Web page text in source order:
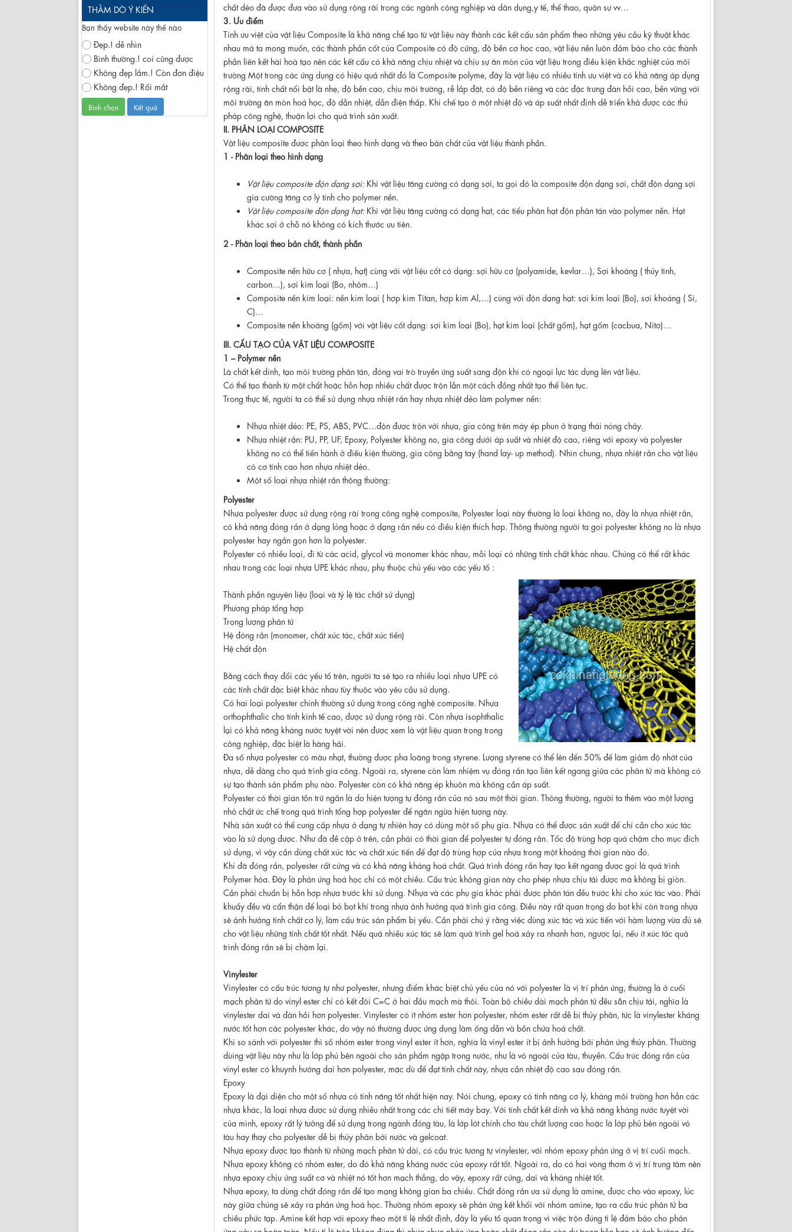
chất dẻo đã được đưa vào sử dụng rộng rãi trong các ngành công nghiệp và dân dụng,y tế, thể thao, quân sự vv…
3. Ưu điểm
Tính ưu việt của vật liệu Composite là khả năng chế tạo từ vật liệu này thành các kết cấu sản phẩm theo những yêu cầu kỹ thuật khác
nhau mà ta mong muốn, các thành phần cốt của Composite có độ cứng, độ bền cơ học cao, vật liệu nền luôn đảm bảo cho các thành
phần liên kết hài hoà tạo nên các kết cấu có khả năng chịu nhiệt và chịu sự ăn mòn của vật liệu trong điều kiện khắc nghiệt của môi
trường Một trong các ứng dụng có hiệu quả nhất đó là Composite polyme, đây là vật liệu có nhiều tính ưu việt và có khả năng áp dụng
rộng rãi, tính chất nổi bật là nhẹ, độ bền cao, chịu môi trường, rễ lắp đặt, có độ bền riêng và các đặc trưng đàn hồi cao, bền vững với
môi trường ăn mòn hoá học, độ dẫn nhiệt, dẫn điện thấp. Khi chế tạo ở một nhiệt độ và áp suất nhất định dễ triển khả được các thủ
pháp công nghệ, thuận lợi cho quá trình sản xuất.
II. PHÂN LOẠI COMPOSITE
Vật liệu composite được phân loại theo hình dạng và theo bản chất của vật liệu thành phần.
1 - Phân loại theo hình dạng
Vật liệu composite độn dạng sợi: Khi vật liệu tăng cường có dạng sợi, ta gọi đó là composite độn dạng sợi, chất độn dạng sợi
gia cường tăng cơ lý tính cho polymer nền.
Vật liệu composite độn dạng hạt: Khi vật liệu tăng cường có dạng hạt, các tiểu phân hạt độn phân tán vào polymer nền. Hạt
khác sợi ở chỗ nó không có kích thước ưu tiên.
2 - Phân loại theo bản chất, thành phần
Composite nền hữu cơ ( nhựa, hạt) cùng với vật liệu cốt có dạng: sợi hữu cơ (polyamide, kevlar…), Sợi khoáng ( thủy tinh,
carbon…), sợi kim loại (Bo, nhôm…)
Composite nền kim loại: nền kim loại ( hợp kim Titan, hợp kim Al,…) cùng với độn dạng hạt: sợi kim loại (Bo), sợi khoáng ( Si,
C)…
Composite nền khoáng (gốm) với vật liệu cốt dạng: sợi kim loại (Bo), hạt kim loại (chất gốm), hạt gốm (cacbua, Nitơ)…
III. CẤU TẠO CỦA VẬT LIỆU COMPOSITE
1 – Polymer nền
Là chất kết dính, tạo môi trường phân tán, đóng vai trò truyền ứng suất sang độn khi có ngoại lực tác dụng lên vật liệu.
Có thể tạo thành từ một chất hoặc hỗn hợp nhiều chất được trộn lẫn một cách đồng nhất tạo thể liên tục.
Trong thực tế, người ta có thể sử dụng nhựa nhiệt rắn hay nhựa nhiệt dẻo làm polymer nền:
Nhựa nhiệt dẻo: PE, PS, ABS, PVC…độn được trộn với nhựa, gia công trên máy ép phun ở trạng thái nóng chảy.
Nhựa nhiệt rắn: PU, PP, UF, Epoxy, Polyester không no, gia công dưới áp suất và nhiệt độ cao, riêng với epoxy và polyester
không no có thể tiến hành ở điều kiện thường, gia công bằng tay (hand lay- up method). Nhìn chung, nhựa nhiệt rắn cho vật liệu
có cơ tính cao hơn nhựa nhiệt dẻo.
Một số loại nhựa nhiệt rắn thông thường:
Polyester
Nhựa polyester được sử dụng rộng rãi trong công nghệ composite, Polyester loại này thường là loại không no, đây là nhựa nhiệt rắn,
có khả năng đóng rắn ở dạng lỏng hoặc ở dạng rắn nếu có điều kiện thích hợp. Thông thường người ta gọi polyester không no là nhựa
polyester hay ngắn gọn hơn là polyester.
Polyester có nhiều loại, đi từ các acid, glycol và monomer khác nhau, mỗi loại có những tính chất khác nhau. Chúng có thể rất khác
nhau trong các loại nhựa UPE khác nhau, phụ thuộc chủ yếu vào các yếu tố :
Thành phần nguyên liệu (loại và tỷ lệ tác chất sử dụng)
Phương pháp tổng hợp
Trọng lượng phân tử
Hệ đóng rắn (monomer, chất xúc tác, chất xúc tiến)
Hệ chất độn
Bằng cách thay đổi các yếu tố trên, người ta sẽ tạo ra nhiều loại nhựa UPE có
các tính chất đặc biệt khác nhau tùy thuộc vào yêu cầu sử dụng.
Có hai loại polyester chính thường sử dụng trong công nghệ composite. Nhựa
orthophthalic cho tính kinh tế cao, được sử dụng rộng rãi. Còn nhựa isophthalic
lại có khả năng kháng nước tuyệt vời nên được xem là vật liệu quan trọng trong
công nghiệp, đặc biệt là hàng hải.
Đa số nhựa polyester có màu nhạt, thường được pha loãng trong styrene. Lượng styrene có thể lên đến 50% để làm giảm độ nhớt của
nhựa, dễ dàng cho quá trình gia công. Ngoài ra, styrene còn làm nhiệm vụ đóng rắn tạo liên kết ngang giữa các phân tử mà không có
sự tạo thành sản phẩm phụ nào. Polyester còn có khả năng ép khuôn mà không cần áp suất.
Polyester có thời gian tồn trữ ngắn là do hiện tượng tự đóng rắn của nó sau một thời gian. Thông thường, người ta thêm vào một lượng
nhỏ chất ức chế trong quá trình tổng hợp polyester để ngăn ngừa hiện tượng này.
Nhà sản xuất có thể cung cấp nhựa ở dạng tự nhiên hay có dùng một số phụ gia. Nhựa có thể được sản xuất để chỉ cần cho xúc tác
vào là sử dụng được. Như đã đề cập ở trên, cần phải có thời gian để polyester tự đóng rắn. Tốc độ trùng hợp quá chậm cho mục đích
sử dụng, vì vậy cần dùng chất xúc tác và chất xúc tiến để đạt độ trùng hợp của nhựa trong một khoảng thời gian nào đó.
Khi đã đóng rắn, polyester rất cứng và có khả năng kháng hoá chất. Quá trình đóng rắn hay tạo kết ngang được gọi là quá trình
Polymer hóa. Đây là phản ứng hoá học chỉ có một chiều. Cấu trúc không gian này cho phép nhựa chịu tải được mà không bị giòn.
Cần phải chuẩn bị hỗn hợp nhựa trước khi sử dụng. Nhựa và các phụ gia khác phải được phân tán đều trước khi cho xúc tác vào. Phải
khuấy đều và cẩn thận để loại bỏ bọt khí trong nhựa ảnh hưởng quá trình gia công. Điều này rất quan trọng do bọt khí còn trong nhựa
sẽ ảnh hưởng tính chất cơ lý, làm cấu trúc sản phẩm bị yếu. Cần phải chú ý rằng việc dùng xúc tác và xúc tiến với hàm lượng vừa đủ sẽ
cho vật liệu những tính chất tốt nhất. Nếu quá nhiều xúc tác sẽ làm quá trình gel hoá xảy ra nhanh hơn, ngược lại, nếu ít xúc tác quá
trình đóng rắn sẽ bị chậm lại.
Vinylester
Vinylester có cấu trúc tương tự như polyester, nhưng điểm khác biệt chủ yếu của nó với polyester là vị trí phản ứng, thường là ở cuối
mạch phân tử do vinyl ester chỉ có kết đôi C=C ở hai đầu mạch mà thôi. Toàn bộ chiều dài mạch phân tử đều sẵn chịu tải, nghĩa là
vinylester dai và đàn hồi hơn polyester. Vinylester có ít nhóm ester hơn polyester, nhóm ester rất dễ bị thủy phân, tức là vinylester kháng
nước tốt hơn các polyester khác, do vậy nó thường được ứng dụng làm ống dẫn và bồn chứa hoá chất.
Khi so sánh với polyester thì số nhóm ester trong vinyl ester ít hơn, nghĩa là vinyl ester ít bị ảnh hưởng bởi phản ứng thủy phân. Thường
dùing vật liệu này như là lớp phủ bên ngoài cho sản phẩm ngập trong nước, như là vỏ ngoài của tàu, thuyền. Cấu trúc đóng rắn của
vinyl ester có khuynh hướng dai hơn polyester, mặc dù để đạt tính chất này, nhựa cần nhiệt độ cao sau đóng rắn.
Epoxy
Epoxy là đại diện cho một số nhựa có tính năng tốt nhất hiện nay. Nói chung, epoxy có tính năng cơ lý, kháng môi trường hơn hẳn các
nhựa khác, là loại nhựa được sử dụng nhiều nhất trong các chi tiết máy bay. Với tính chất kết dính và khả năng kháng nước tuyệt vời
của mình, epoxy rất lý tưởng để sử dụng trong ngành đóng tàu, là lớp lót chính cho tàu chất lượng cao hoặc là lớp phủ bên ngoài vỏ
tàu hay thay cho polyester dễ bị thủy phân bởi nước và gelcoat.
Nhựa epoxy được tạo thành từ những mạch phân tử dài, có cấu trúc tương tự vinylester, với nhóm epoxy phản ứng ở vị trí cuối mạch.
Nhựa epoxy không có nhóm ester, do đó khả năng kháng nước của epoxy rất tốt. Ngoài ra, do có hai vòng thơm ở vị trí trung tâm nên
nhựa epoxy chịu ứng suất cơ và nhiệt nó tốt hơn mạch thẳng, do vậy, epoxy rất cứng, dai và kháng nhiệt tốt.
Nhựa epoxy, ta dùng chất đóng rắn để tạo mạng không gian ba chiều. Chất đóng rắn ưa sử dụng là amine, được cho vào epoxy, lúc
này giữa chúng sẽ xảy ra phản ứng hoá học. Thường nhóm epoxy sẽ phản ứng kết khối với nhóm amine, tạo ra cấu trúc phân tử ba
chiều phức tạp. Amine kết hợp với epoxy theo một tỉ lệ nhất định, đây là yếu tố quan trọng vì việc trộn đúng tỉ lệ đảm bảo cho phản
THẰM DÒ Ý KIẾN
Bạn thấy website này thế nào
Đẹp.! dễ nhìn
Bình thường.! coi cũng được
Không đẹp lắm.! Còn đơn điệu
Không đẹp.! Rối mắt